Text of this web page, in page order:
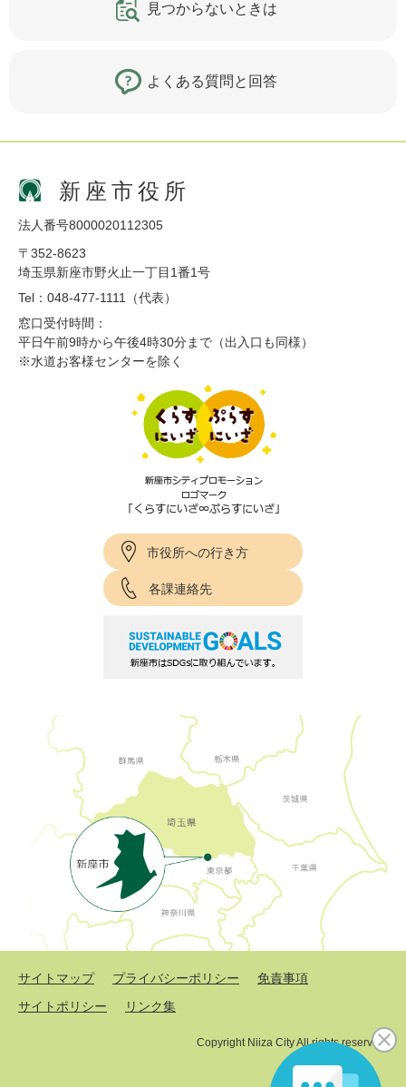
見つからないときは
よくある質問と回答
新座市役所
法人番号8000020112305
〒352-8623
埼玉県新座市野火止一丁目1番1号
Tel：048-477-1111（代表）
窓口受付時間：
平日午前9時から午後4時30分まで（出入口も同様）
※水道お客様センターを除く
市役所への行き方
各課連絡先
サイトマップ プライバシーポリシー
免責事項
サイトポリシー
リンク集
Copyright Niiza City All rights reserved.